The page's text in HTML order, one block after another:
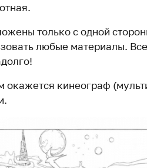
только с одной
любые материалы.
кинеограф